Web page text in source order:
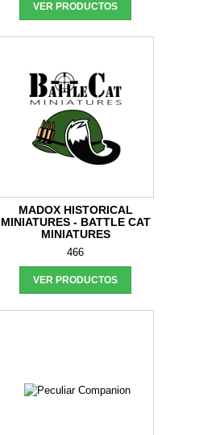
VER PRODUCTOS
MADOX HISTORICAL
MINIATURES - BATTLE CAT
MINIATURES
466
VER PRODUCTOS